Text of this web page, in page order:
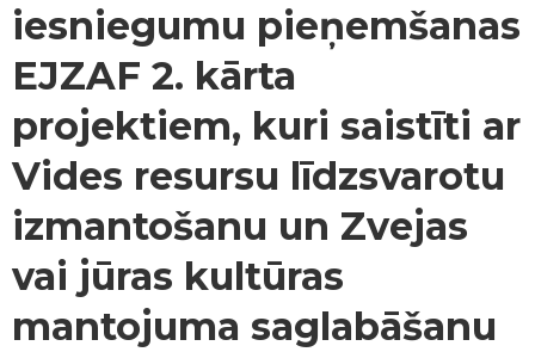
iesniegumu pieņemšanas
EJZAF 2. kārta
projektiem, kuri saistīti ar
Vides resursu līdzsvarotu
izmantošanu un Zvejas
vai jūras kultūras
mantojuma saglabāšanu